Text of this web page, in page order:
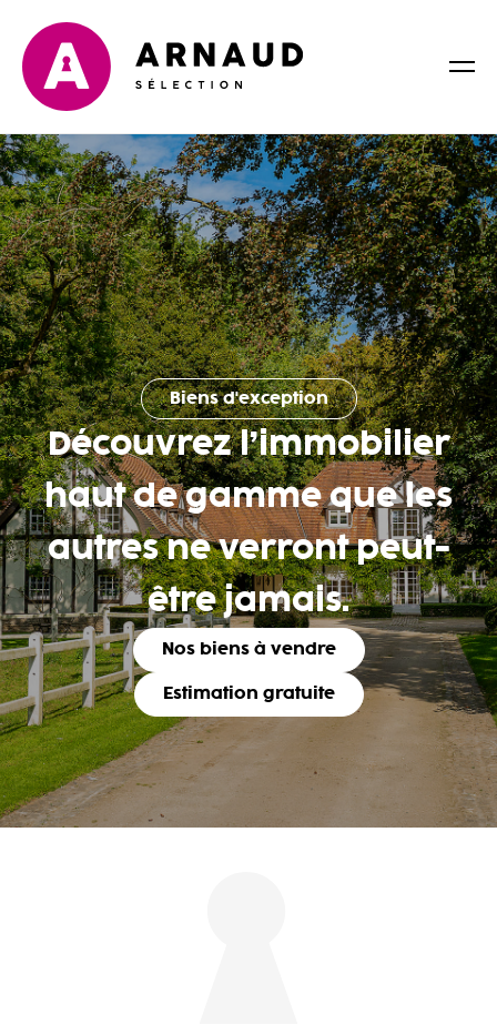
Biens d'exception
Découvrez l’immobilier
haut de gamme que les
autres ne verront peut-
être jamais.
Nos biens à vendre
Estimation gratuite